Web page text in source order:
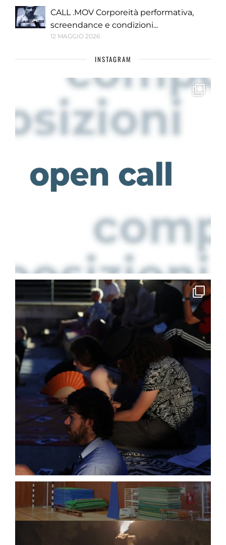
CALL .MOV Corporeità performativa,
screendance e condizioni...
12 MAGGIO 2026
INSTAGRAM